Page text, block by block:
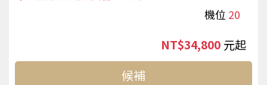
機位 20
NT$34,800 起
候補